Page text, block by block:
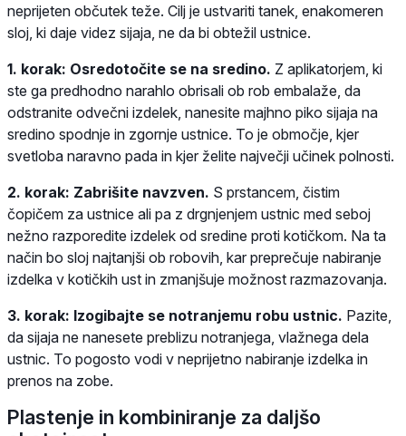
neprijeten občutek teže. Cilj je ustvariti tanek, enakomeren
sloj, ki daje videz sijaja, ne da bi obtežil ustnice.
1. korak: Osredotočite se na sredino. Z aplikatorjem, ki
ste ga predhodno narahlo obrisali ob rob embalaže, da
odstranite odvečni izdelek, nanesite majhno piko sijaja na
sredino spodnje in zgornje ustnice. To je območje, kjer
svetloba naravno pada in kjer želite največji učinek polnosti.
2. korak: Zabrišite navzven. S prstancem, čistim
čopičem za ustnice ali pa z drgnjenjem ustnic med seboj
nežno razporedite izdelek od sredine proti kotičkom. Na ta
način bo sloj najtanjši ob robovih, kar preprečuje nabiranje
izdelka v kotičkih ust in zmanjšuje možnost razmazovanja.
3. korak: Izogibajte se notranjemu robu ustnic. Pazite,
da sijaja ne nanesete preblizu notranjega, vlažnega dela
ustnic. To pogosto vodi v neprijetno nabiranje izdelka in
prenos na zobe.
Plastenje in kombiniranje za daljšo